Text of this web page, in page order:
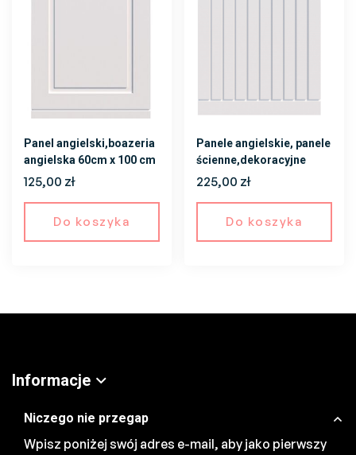
Panel angielski,boazeria
angielska 60cm x 100 cm
125,00 zł
Do koszyka
Panele angielskie, panele
ścienne,dekoracyjne
225,00 zł
Do koszyka
Informacje
Niczego nie przegap
Wpisz poniżej swój adres e-mail, aby jako pierwszy